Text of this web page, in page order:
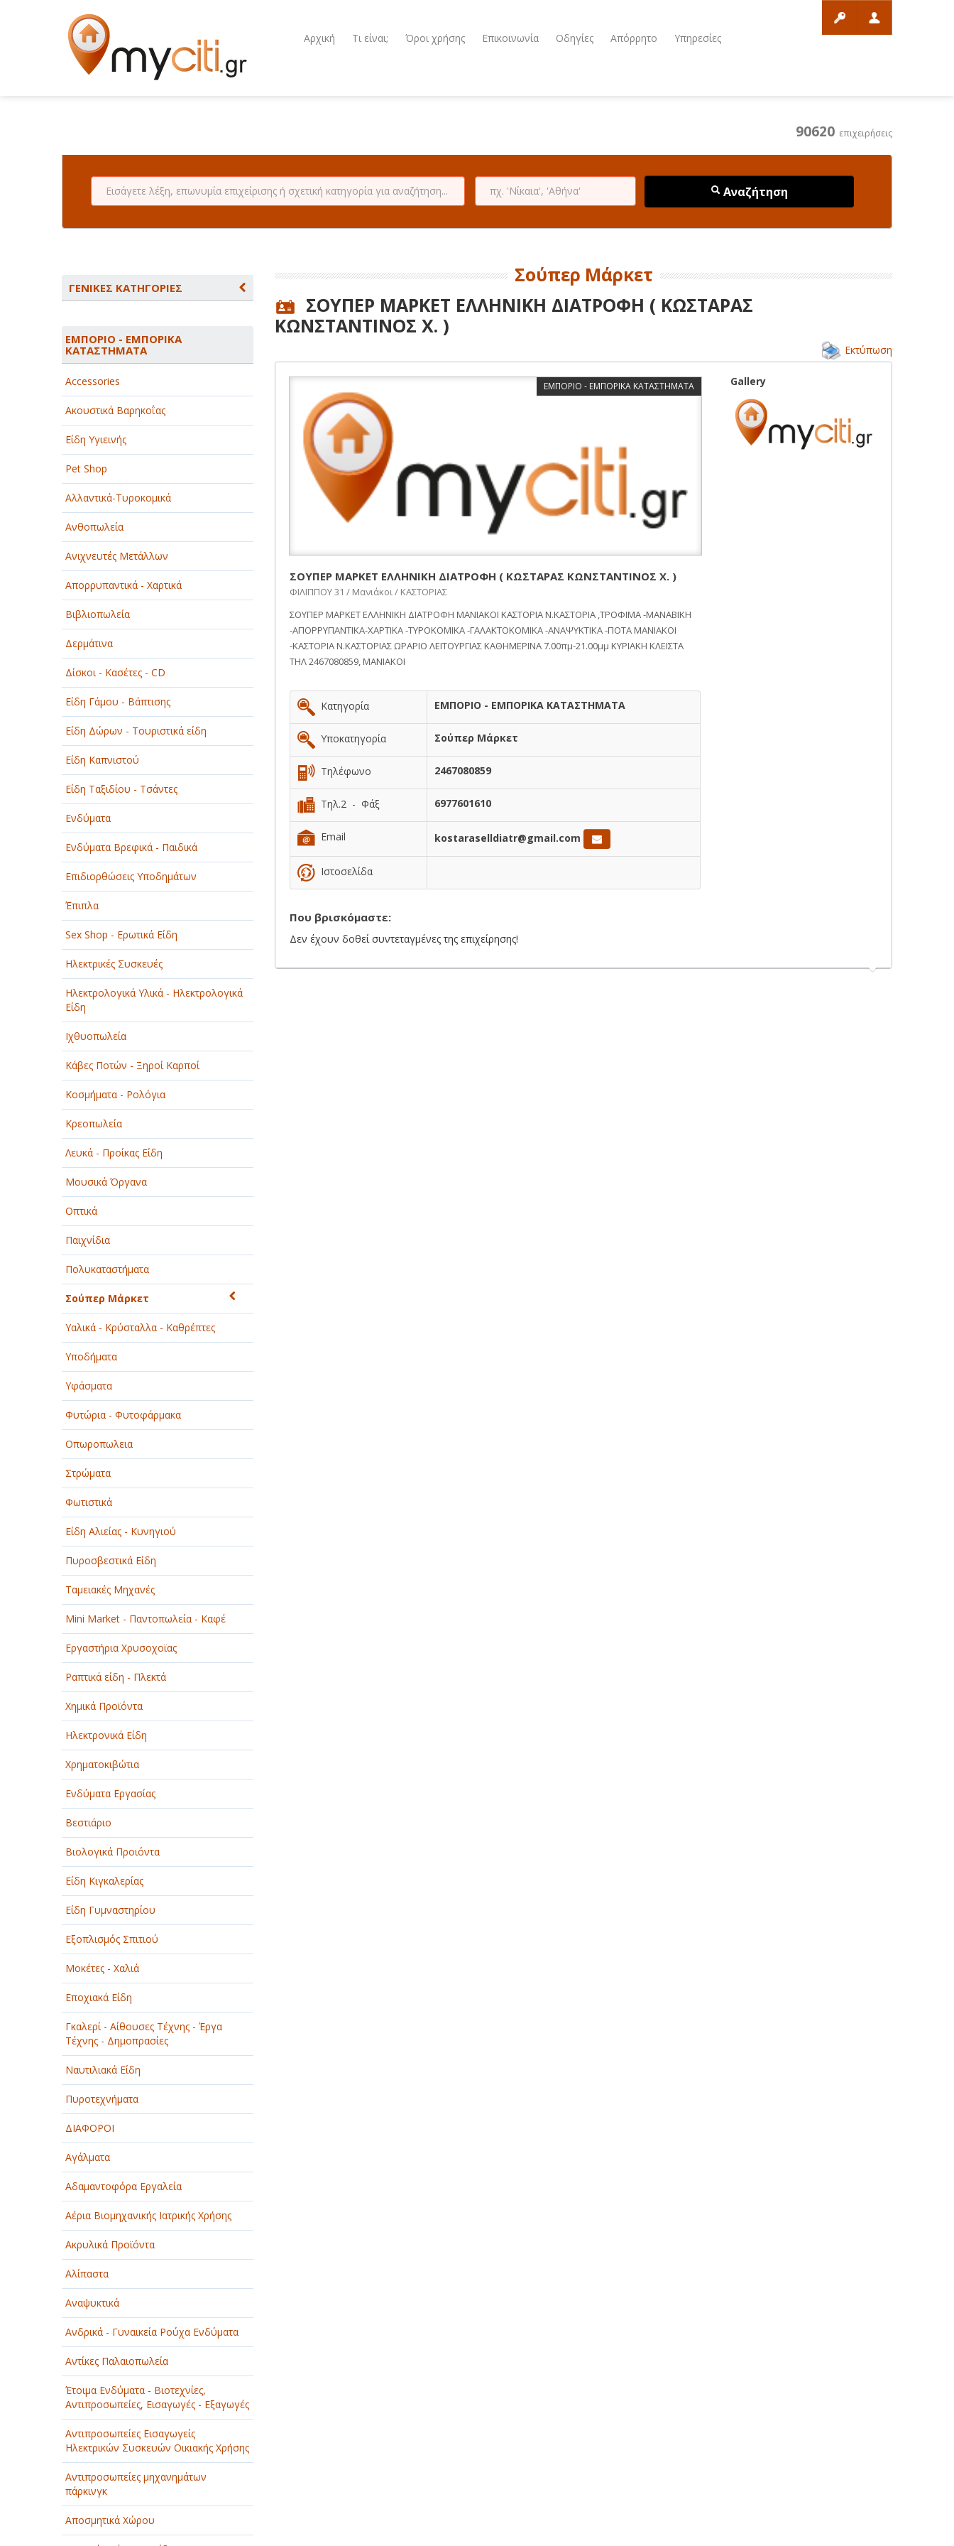
Αρχική Τι είναι; Όροι χρήσης Επικοινωνία Οδηγίες Απόρρητο Υπηρεσίες
90620 επιχειρήσεις
Αναζήτηση
ΓΕΝΙΚΕΣ ΚΑΤΗΓΟΡΙΕΣ
ΑΘΛΗΤΙΣΜΟΣ
ΑΥΤΟΚΙΝΗΤΑ - ΜΗΧΑΝΕΣ - ΣΚΑΦΗ
ΔΙΑΣΚΕΔΑΣΗ - ΨΥΧΑΓΩΓΙΑ - ΤΕΧΝΕΣ
ΔΙΑΦΗΜΙΣΗ - ΜΜΕ
ΕΚΚΛΗΣΙΕΣ - ΦΙΛΑΝΘΡΩΠΙΚΑ
ΣΩΜΑΤΕΙΑ
ΕΚΠΑΙΔΕΥΣΗ - ΣΧΟΛΕΣ
ΕΜΠΟΡΙΟ - ΕΜΠΟΡΙΚΑ
ΚΑΤΑΣΤΗΜΑΤΑ
ΕΡΓΟΣΤΑΣΙΑ - ΒΙΟΜΗΧΑΝΙΕΣ
ΞΕΝΟΔΟΧΕΙΑ - ΤΟΥΡΙΣΜΟΣ
ΟΜΟΡΦΙΑ
ΠΑΡΟΧΗ ΥΠΗΡΕΣΙΩΝ
ΤΕΧΝΙΚΑ - ΚΑΤΑΣΚΕΥΑΣΤΙΚΑ
ΤΕΧΝΟΛΟΓΙΑ
ΥΓΕΙΑ - ΙΑΤΡΟΙ
ΦΑΓΗΤΟ
ΕΜΠΟΡΙΟ - ΕΜΠΟΡΙΚΑ
ΚΑΤΑΣΤΗΜΑΤΑ
Accessories
Ακουστικά Βαρηκοΐας
Είδη Υγιεινής
Pet Shop
Αλλαντικά-Τυροκομικά
Ανθοπωλεία
Ανιχνευτές Μετάλλων
Απορρυπαντικά - Χαρτικά
Βιβλιοπωλεία
Δερμάτινα
Δίσκοι - Κασέτες - CD
Είδη Γάμου - Βάπτισης
Είδη Δώρων - Τουριστικά είδη
Είδη Καπνιστού
Είδη Ταξιδίου - Τσάντες
Ενδύματα
Ενδύματα Βρεφικά - Παιδικά
Επιδιορθώσεις Υποδημάτων
Έπιπλα
Sex Shop - Ερωτικά Είδη
Ηλεκτρικές Συσκευές
Ηλεκτρολογικά Υλικά - Ηλεκτρολογικά
Είδη
Ιχθυοπωλεία
Κάβες Ποτών - Ξηροί Καρποί
Κοσμήματα - Ρολόγια
Κρεοπωλεία
Λευκά - Προίκας Είδη
Μουσικά Όργανα
Οπτικά
Παιχνίδια
Πολυκαταστήματα
Σούπερ Μάρκετ
Υαλικά - Κρύσταλλα - Καθρέπτες
Υποδήματα
Υφάσματα
Φυτώρια - Φυτοφάρμακα
Οπωροπωλεια
Στρώματα
Φωτιστικά
Είδη Αλιείας - Κυνηγιού
Πυροσβεστικά Είδη
Ταμειακές Μηχανές
Mini Market - Παντοπωλεία - Καφέ
Εργαστήρια Χρυσοχοϊας
Ραπτικά είδη - Πλεκτά
Χημικά Προϊόντα
Ηλεκτρονικά Είδη
Χρηματοκιβώτια
Ενδύματα Εργασίας
Βεστιάριο
Βιολογικά Προιόντα
Είδη Κιγκαλερίας
Είδη Γυμναστηρίου
Εξοπλισμός Σπιτιού
Μοκέτες - Χαλιά
Εποχιακά Είδη
Γκαλερί - Αίθουσες Τέχνης - Έργα
Τέχνης - Δημοπρασίες
Ναυτιλιακά Είδη
Πυροτεχνήματα
ΔΙΑΦΟΡΟΙ
Αγάλματα
Αδαμαντοφόρα Εργαλεία
Αέρια Βιομηχανικής Ιατρικής Χρήσης
Ακρυλικά Προϊόντα
Αλίπαστα
Αναψυκτικά
Ανδρικά - Γυναικεία Ρούχα Ενδύματα
Αντίκες Παλαιοπωλεία
Έτοιμα Ενδύματα - Βιοτεχνίες,
Αντιπροσωπείες, Εισαγωγές - Εξαγωγές
Αντιπροσωπείες Εισαγωγείς
Ηλεκτρικών Συσκευών Οικιακής Χρήσης
Αντιπροσωπείες μηχανημάτων
πάρκινγκ
Αποσμητικά Χώρου
Σούπερ Μάρκετ
ΣΟΥΠΕΡ ΜΑΡΚΕΤ ΕΛΛΗΝΙΚΗ ΔΙΑΤΡΟΦΗ ( ΚΩΣΤΑΡΑΣ
ΚΩΝΣΤΑΝΤΙΝΟΣ Χ. )
Εκτύπωση
ΕΜΠΟΡΙΟ - ΕΜΠΟΡΙΚΑ ΚΑΤΑΣΤΗΜΑΤΑ
ΣΟΥΠΕΡ ΜΑΡΚΕΤ ΕΛΛΗΝΙΚΗ ΔΙΑΤΡΟΦΗ ( ΚΩΣΤΑΡΑΣ ΚΩΝΣΤΑΝΤΙΝΟΣ Χ. )
ΦΙΛΙΠΠΟΥ 31 / Μανιάκοι / ΚΑΣΤΟΡΙΑΣ
ΣΟΥΠΕΡ ΜΑΡΚΕΤ ΕΛΛΗΝΙΚΗ ΔΙΑΤΡΟΦΗ ΜΑΝΙΑΚΟΙ ΚΑΣΤΟΡΙΑ Ν.ΚΑΣΤΟΡΙΑ ,ΤΡΟΦΙΜΑ -ΜΑΝΑΒΙΚΗ
-ΑΠΟΡΡΥΠΑΝΤΙΚΑ-ΧΑΡΤΙΚΑ -ΤΥΡΟΚΟΜΙΚΑ -ΓΑΛΑΚΤΟΚΟΜΙΚΑ -ΑΝΑΨΥΚΤΙΚΑ -ΠΟΤΑ ΜΑΝΙΑΚΟΙ
-ΚΑΣΤΟΡΙΑ Ν.ΚΑΣΤΟΡΙΑΣ ΩΡΑΡΙΟ ΛΕΙΤΟΥΡΓΙΑΣ ΚΑΘΗΜΕΡΙΝΑ 7.00πμ-21.00μμ ΚΥΡΙΑΚΗ ΚΛΕΙΣΤΑ
ΤΗΛ 2467080859, ΜΑΝΙΑΚΟΙ
Κατηγορία ΕΜΠΟΡΙΟ - ΕΜΠΟΡΙΚΑ ΚΑΤΑΣΤΗΜΑΤΑ
Υποκατηγορία Σούπερ Μάρκετ
Τηλέφωνο 2467080859
Τηλ.2 - Φάξ 6977601610
Email kostaraselldiatr@gmail.com
Ιστοσελίδα
Που βρισκόμαστε:
Δεν έχουν δοθεί συντεταγμένες της επιχείρησης!
Gallery